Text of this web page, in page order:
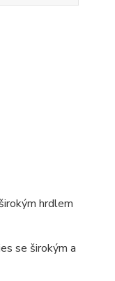
hrdlem
se širokým a